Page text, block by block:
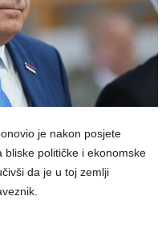
je nakon posjete
bliske političke i ekonomske
da je u toj zemlji